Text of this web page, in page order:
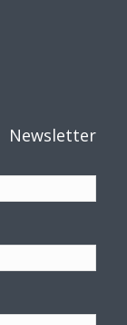
Newsletter